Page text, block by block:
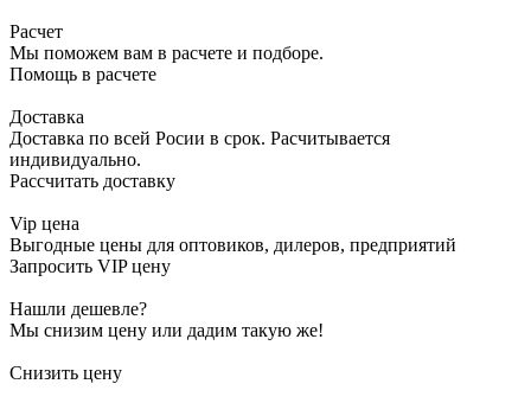
Расчет
Мы поможем вам в расчете и подборе.
Помощь в расчете
Доставка
Доставка по всей Росии в срок. Расчитывается
индивидуально.
Рассчитать доставку
Vip цена
Выгодные цены для оптовиков, дилеров, предприятий
Запросить VIP цену
Нашли дешевле?
Мы снизим цену или дадим такую же!
Снизить цену